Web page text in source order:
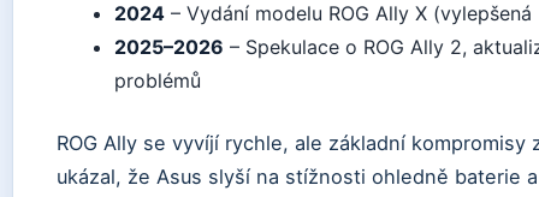
2024 – Vydání modelu ROG Ally X
2025–2026 – Spekulace o ROG Ally 2,
problémů
ROG Ally se vyvíjí rychle, ale základní kompromisy
ukázal, že Asus slyší na stížnosti ohledně baterie